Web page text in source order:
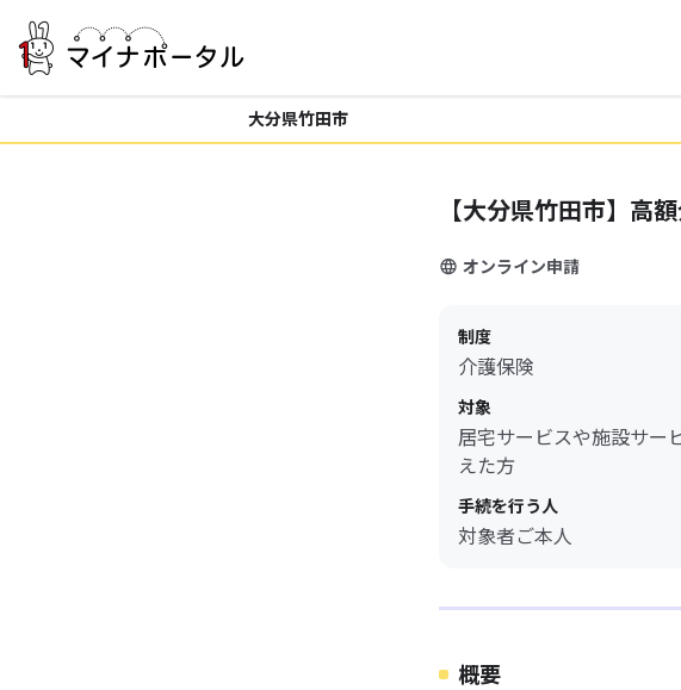
大分県竹田市
【大分県竹田市】高
オンライン申請
制度
介護保険
対象
居宅サービスや施設サー
えた方
手続を行う人
対象者ご本人
概要